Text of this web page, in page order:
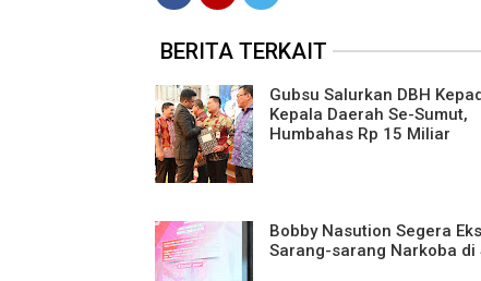
BERITA TERKAIT
Gubsu Salurkan DBH
Kepala Daerah Se-Sumut,
Humbahas Rp 15 Miliar
Bobby Nasution Segera
Sarang-sarang Narkoba di